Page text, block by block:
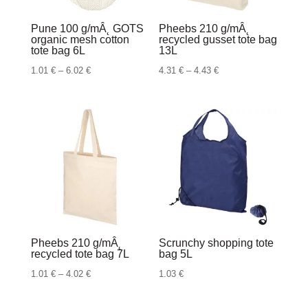
Pune 100 g/mÂ˛ GOTS
organic mesh cotton
tote bag 6L
1.01 € – 6.02 €Raspon
1.01 €
do
6.02 €
Pheebs 210 g/mÂ˛
recycled gusset tote bag
13L
4.31€ – 4.43€Raspon
4.31 €
do
4.43 €
Pheebs 210 g/mÂ˛
recycled tote bag 7L
1.01 € – 4.02 €Raspon
Scrunchy shopping tote
bag 5L
1.03€